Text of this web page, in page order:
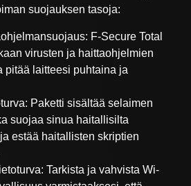
suojauksen tasoja:
F-Secure Total
virusten ja haittaohjelmien
pitää laitteesi puhtaina ja
Paketti sisältää selaimen
suojaa sinua haitallisilta
estää haitallisten skriptien
Tarkista ja vahvista Wi-